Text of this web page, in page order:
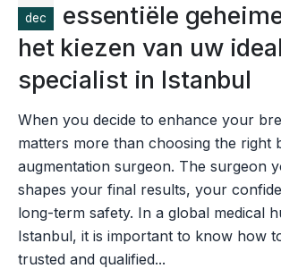
dec
essentiële
het kiezen van uw
specialist in Istanbul
When you decide to enhance your
matters more than choosing the right
augmentation surgeon. The surgeon
shapes your final results, your
long-term safety. In a global medical
Istanbul, it is important to know how
trusted and qualified...